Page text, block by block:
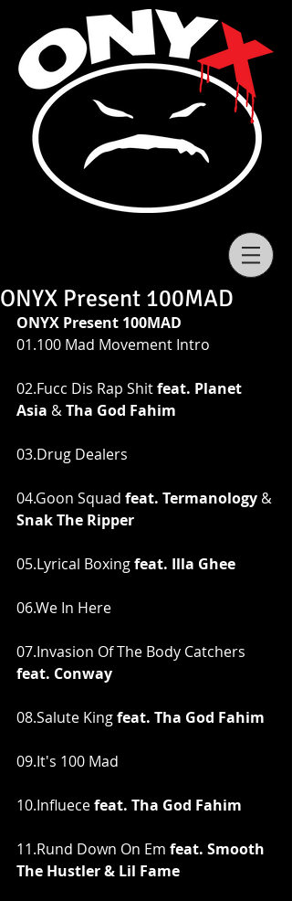
ONYX Present 100MAD
ONYX Present 100MAD
01.100 Mad Movement Intro
02.Fucc Dis Rap Shit feat. Planet
Asia & Tha God Fahim
03.Drug Dealers
04.Goon Squad feat. Termanology &
Snak The Ripper
05.Lyrical Boxing feat. Illa Ghee
06.We In Here
07.Invasion Of The Body Catchers
feat. Conway
08.Salute King feat. Tha God Fahim
09.It's 100 Mad
10.Influece feat. Tha God Fahim
11.Rund Down On Em feat. Smooth
The Hustler & Lil Fame